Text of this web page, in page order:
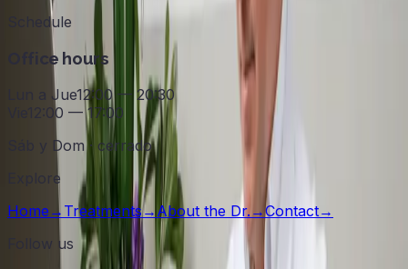
Schedule
Office hours
Lun a Jue12:00 — 20:30
12:00 — 17:00
Sáb y Dom · cerrado
Explore
Home → Treatments→ About the Dr. →Contact→
Follow us